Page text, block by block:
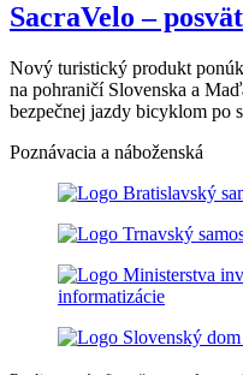
SacraVelo –
Nový turistický produkt
na pohraničí Slovenska a
bezpečnej jazdy bicyklom po
Poznávacia a náboženská